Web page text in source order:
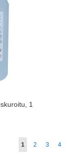
1
Sivu
You're
1 Sivu
2 Sivu
3 Sivu
4